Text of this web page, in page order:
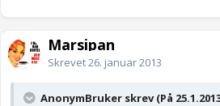
Marsipan
Skrevet26. januar 2013
AnonymBruker skrev (På